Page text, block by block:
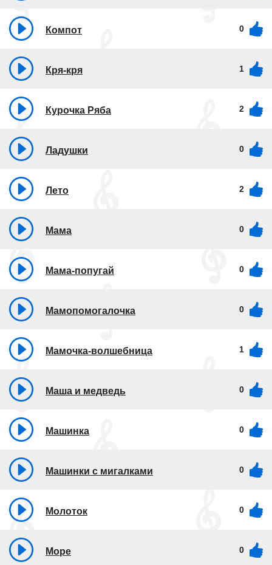
Компот 0
Кря-кря 1
Курочка Ряба 2
Ладушки 0
Лето 2
Мама 0
Мама-попугай 0
Мамопомогалочка 0
Мамочка-волшебница 1
Маша и медведь 0
Машинка 0
Машинки с мигалками 0
Молоток 0
Море 0